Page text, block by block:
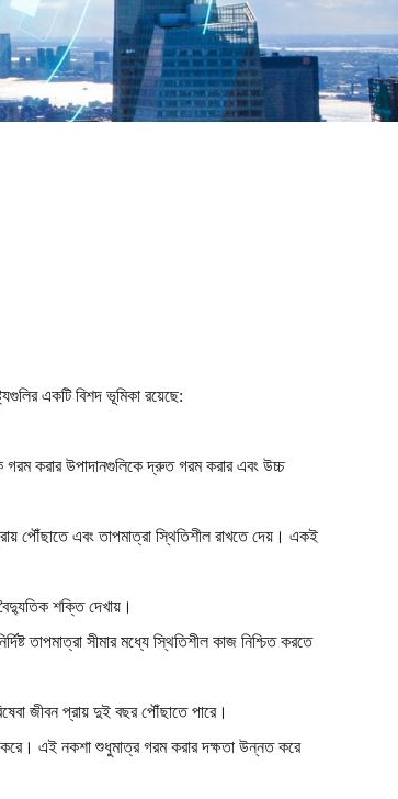
একটি বিশদ ভূমিকা রয়েছে:
গরম করার উপাদানগুলিকে দ্রুত গরম করার এবং উচ্চ
পৌঁছাতে এবং তাপমাত্রা স্থিতিশীল রাখতে দেয়। একই
শক্তি দেখায়।
তাপমাত্রা সীমার মধ্যে স্থিতিশীল কাজ নিশ্চিত করতে
জীবন প্রায় দুই বছর পৌঁছাতে পারে।
করে। এই নকশা শুধুমাত্র গরম করার দক্ষতা উন্নত করে